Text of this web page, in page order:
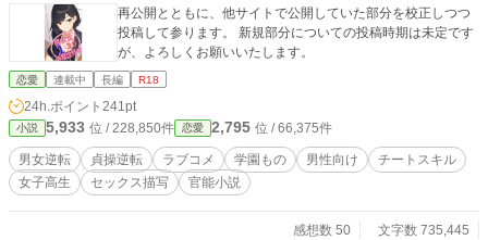
再公開とともに、他サイトで公開していた部分を校正しつつ
投稿して参ります。 新規部分についての投稿時期は未定です
が、よろしくお願いいたします。
恋愛 連載中 長編 R18
24h.ポイント 241pt
小説 5,933 位 / 228,850件 恋愛 2,795 位 / 66,375件
男女逆転 貞操逆転 ラブコメ 学園もの 男性向け
チートスキル
女子高生
セックス描写 官能小説
感想数 50
文字数 735,445